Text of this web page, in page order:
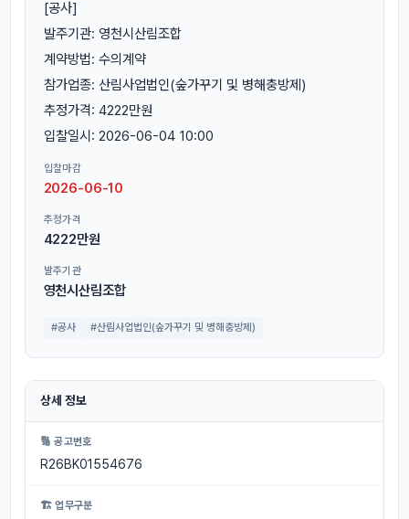
[공사]
발주기관: 영천시산림조합
계약방법: 수의계약
참가업종: 산림사업법인(숲가꾸기 및 병해충방제)
추정가격: 4222만원
입찰일시: 2026-06-04 10:00
입찰마감
2026-06-10
추정가격
4222만원
발주기관
영천시산림조합
#공사 #산림사업법인(숲가꾸기 및 병해충방제)
상세 정보
🔢 공고번호
R26BK01554676
🏗 업무구분